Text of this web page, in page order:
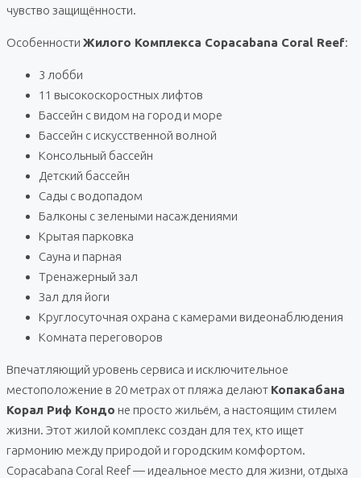
чувство защищённости.
Особенности Жилого Комплекса Copacabana Coral Reef:
3 лобби
11 высокоскоростных лифтов
Бассейн с видом на город и море
Бассейн с искусственной волной
Консольный бассейн
Детский бассейн
Сады с водопадом
Балконы с зелеными насаждениями
Крытая парковка
Сауна и парная
Тренажерный зал
Зал для йоги
Круглосуточная охрана с камерами видеонаблюдения
Комната переговоров
Впечатляющий уровень сервиса и исключительное
местоположение в 20 метрах от пляжа делают Копакабана
Корал Риф Кондо не просто жильём, а настоящим стилем
жизни. Этот жилой комплекс создан для тех, кто ищет
гармонию между природой и городским комфортом.
Copacabana Coral Reef — идеальное место для жизни, отдыха